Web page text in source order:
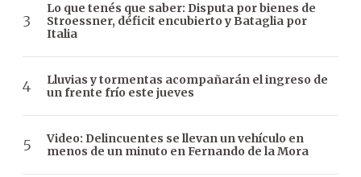
Lo que tenés que saber: Disputa por bienes de
Stroessner, déficit encubierto y Bataglia por
Italia
Lluvias y tormentas acompañarán el ingreso de
un frente frío este jueves
Video: Delincuentes se llevan un vehículo en
menos de un minuto en Fernando de la Mora